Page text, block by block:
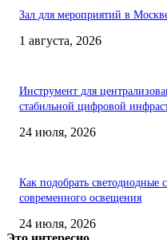
Зал для мероприятий в
1 августа, 2026
Инструмент для
стабильной цифровой
24 июля, 2026
Как подобрать светодиодные
современного освещения
24 июля, 2026